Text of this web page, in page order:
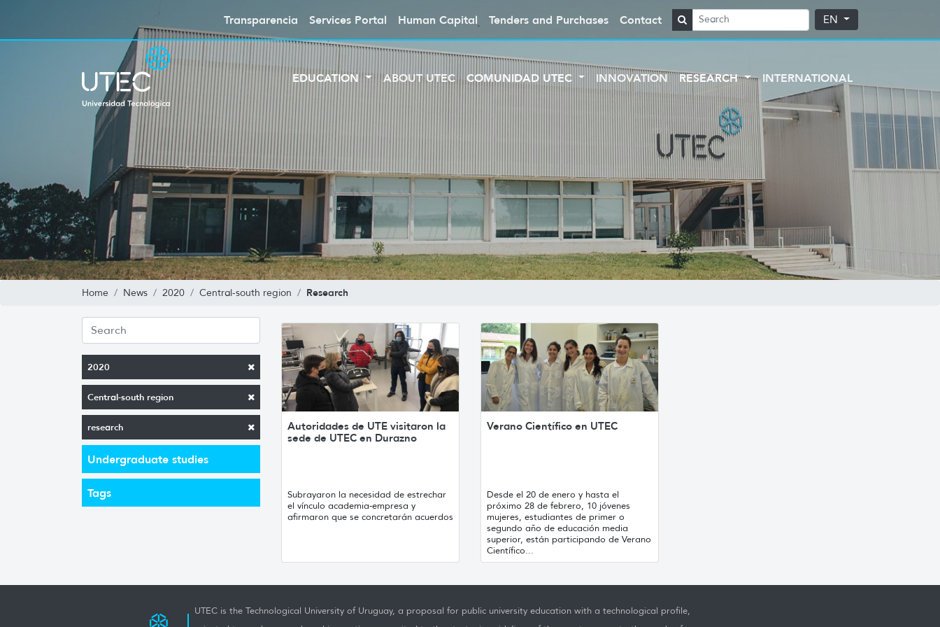
Transparencia Services Portal Human Capital Tenders and Purchases Contact EN
EDUCATION ABOUT UTEC COMUNIDAD UTEC INNOVATION RESEARCH INTERNATIONAL
Home News 2020 Central-south region Research
2020
Central-south region
research
Undergraduate studies
Tags
Autoridades de UTE visitaron la
sede de UTEC en Durazno
Subrayaron la necesidad de estrechar
el vínculo academia-empresa y
afirmaron que se concretarán acuerdos
Verano Científico en UTEC
Desde el 20 de enero y hasta el
próximo 28 de febrero, 10 jóvenes
mujeres, estudiantes de primer o
segundo año de educación media
superior, están participando de Verano
Científico...
UTEC is the Technological University of Uruguay, a proposal for public university education with a technological profile,